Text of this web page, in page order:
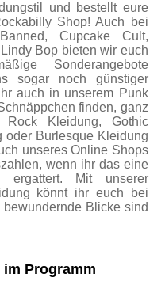
und bestellt eure
Shop! Auch bei
Cupcake Cult,
Bop bieten wir euch
Sonderangebote
sogar noch günstiger
auch in unserem Punk
finden, ganz
Kleidung, Gothic
oder Burlesque Kleidung
unseres Online Shops
wenn ihr das eine
ergattert. Mit unserer
könnt ihr euch bei
Blicke sind
Programm